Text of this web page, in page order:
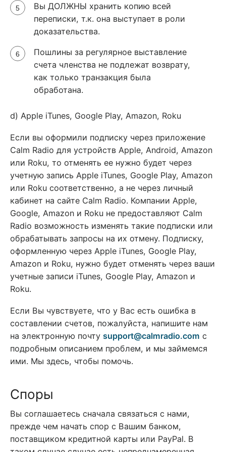
Вы ДОЛЖНЫ хранить копию всей
переписки, т.к. она выступает в роли
доказательства.
Пошлины за регулярное выставление
счета членства не подлежат возврату,
как только транзакция была
обработана.
d) Apple iTunes, Google Play, Amazon, Roku
Если вы оформили подписку через приложение
Calm Radio для устройств Apple, Android, Amazon
или Roku, то отменять ее нужно будет через
учетную запись Apple iTunes, Google Play, Amazon
или Roku соответственно, а не через личный
кабинет на сайте Calm Radio. Компании Apple,
Google, Amazon и Roku не предоставляют Calm
Radio возможность изменять такие подписки или
обрабатывать запросы на их отмену. Подписку,
оформленную через Apple iTunes, Google Play,
Amazon и Roku, нужно будет отменять через ваши
учетные записи iTunes, Google Play, Amazon и
Roku.
Если Вы чувствуете, что у Вас есть ошибка в
составлении счетов, пожалуйста, напишите нам
на электронную почту support@calmradio.com с
подробным описанием проблем, и мы займемся
ими. Мы здесь, чтобы помочь.
Споры
Вы соглашаетесь сначала связаться с нами,
прежде чем начать спор с Вашим банком,
поставщиком кредитной карты или PayPal. В